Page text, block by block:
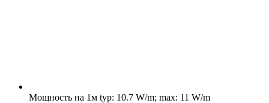
Мощность на 1м typ: 10.7 W/m; max: 11 W/m